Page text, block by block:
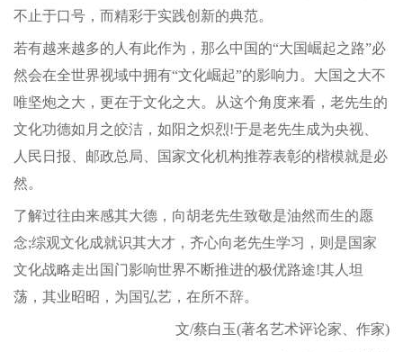
不止于口号，而精彩于实践创新的典范。
若有越来越多的人有此作为，那么中国的“大国崛起之路”必
然会在全世界视域中拥有“文化崛起”的影响力。大国之大不
唯坚炮之大，更在于文化之大。从这个角度来看，老先生的
文化功德如月之皎洁，如阳之炽烈!于是老先生成为央视、
人民日报、邮政总局、国家文化机构推荐表彰的楷模就是必
然。
了解过往由来感其大德，向胡老先生致敬是油然而生的愿
念;综观文化成就识其大才，齐心向老先生学习，则是国家
文化战略走出国门影响世界不断推进的极优路途!其人坦
荡，其业昭昭，为国弘艺，在所不辞。
文/蔡白玉(著名艺术评论家、作家)